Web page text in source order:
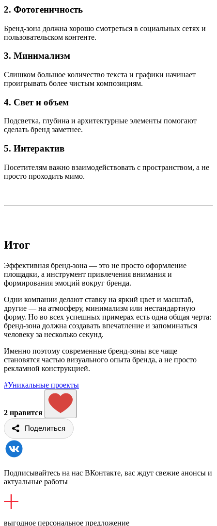
2. Фотогеничность
Бренд-зона должна хорошо смотреться в социальных сетях и
пользовательском контенте.
3. Минимализм
Слишком большое количество текста и графики начинает
проигрывать более чистым композициям.
4. Свет и объем
Подсветка, глубина и архитектурные элементы помогают
сделать бренд заметнее.
5. Интерактив
Посетителям важно взаимодействовать с пространством, а не
просто проходить мимо.
Итог
Эффективная бренд-зона — это не просто оформление
площадки, а инструмент привлечения внимания и
формирования эмоций вокруг бренда.
Одни компании делают ставку на яркий цвет и масштаб,
другие — на атмосферу, минимализм или нестандартную
форму. Но во всех успешных примерах есть одна общая черта:
бренд-зона должна создавать впечатление и запоминаться
человеку за несколько секунд.
Именно поэтому современные бренд-зоны все чаще
становятся частью визуального опыта бренда, а не просто
рекламной конструкцией.
#Уникальные проекты
2 нравится
Поделиться
Подписывайтесь на нас ВКонтакте, вас ждут свежие анонсы и
актуальные работы
выгодное персональное предложение